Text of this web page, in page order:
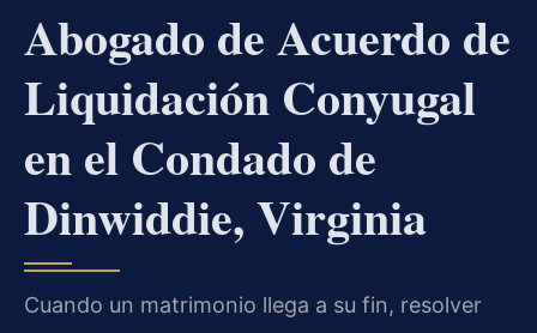
Abogado de Acuerdo de
Liquidación Conyugal
en el Condado de
Dinwiddie, Virginia
Cuando un matrimonio llega a su fin, resolver